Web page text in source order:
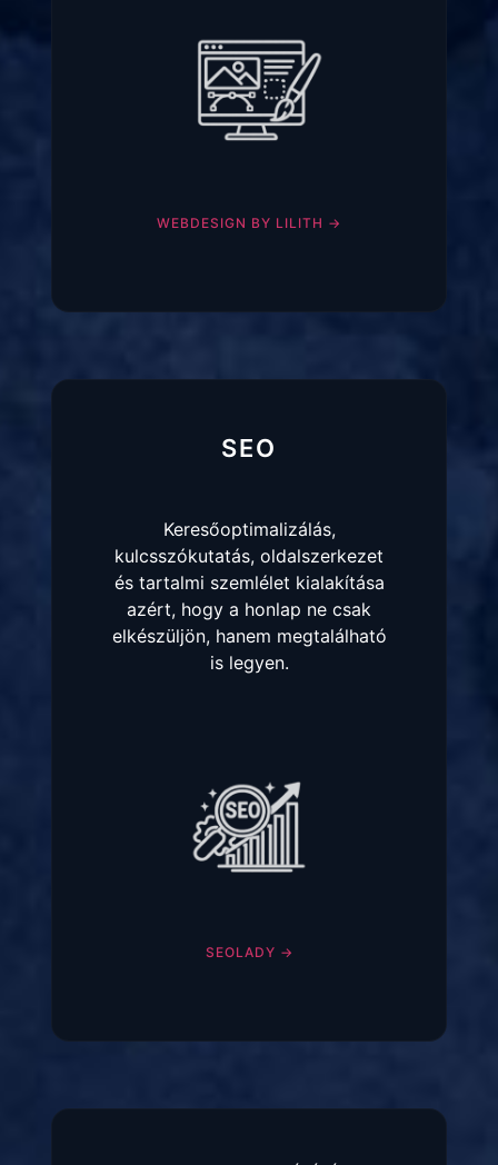
WEBDESIGN BY LILITH →
SEO
Keresőoptimalizálás,
kulcsszókutatás, oldalszerkezet
és tartalmi szemlélet kialakítása
azért, hogy a honlap ne csak
elkészüljön, hanem megtalálható
is legyen.
SEOLADY →